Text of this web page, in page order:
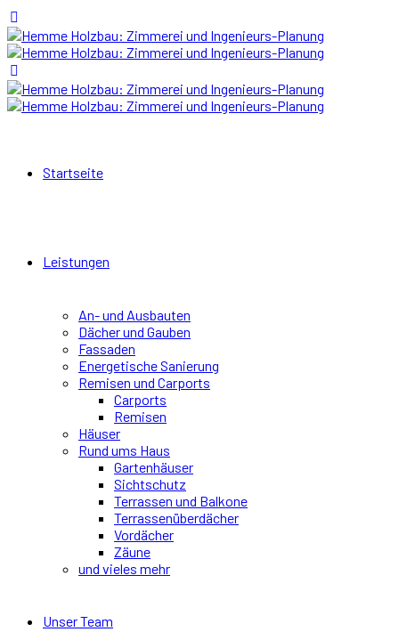
Startseite
Leistungen
An- und Ausbauten
Dächer und Gauben
Fassaden
Energetische Sanierung
Remisen und Carports
Carports
Remisen
Häuser
Rund ums Haus
Gartenhäuser
Sichtschutz
Terrassen und Balkone
Terrassenüberdächer
Vordächer
Zäune
und vieles mehr
Unser Team